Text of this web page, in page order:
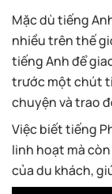
Mặc dù tiếng
nhiều trên thế
tiếng Anh để
trước một chút
chuyện và trao
Việc biết tiếng
linh hoạt mà
của du khách,